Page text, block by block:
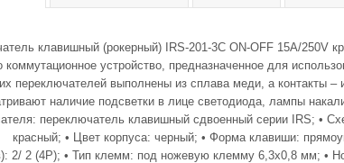
клавишный (рокерный) IRS-201-3C ON-OFF 15A/250V
коммутационное устройство, предназначенное для
переключателей выполнены из сплава меди, а контакты
наличие подсветки в лице светодиода, лампы
переключатель клавишный сдвоенный серии IRS; •
• Цвет корпуса: черный; • Форма клавиши:
2/ 2 (4P); • Тип клемм: под ножевую клемму 6,3x0,8 мм; •